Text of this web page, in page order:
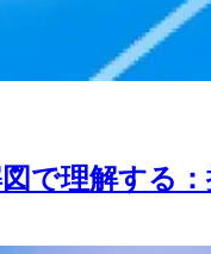
で理解する